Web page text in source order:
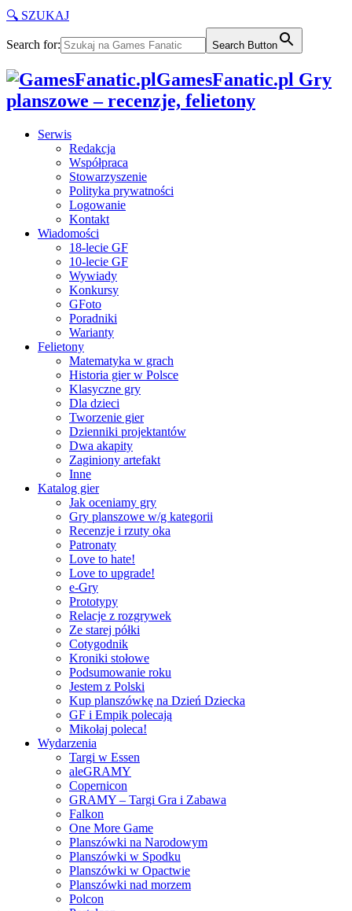
🔍 SZUKAJ
Search for: Search Button
GamesFanatic.pl Gry
planszowe – recenzje, felietony
Serwis
Redakcja
Współpraca
Stowarzyszenie
Polityka prywatności
Logowanie
Kontakt
Wiadomości
18-lecie GF
10-lecie GF
Wywiady
Konkursy
GFoto
Poradniki
Warianty
Felietony
Matematyka w grach
Historia gier w Polsce
Klasyczne gry
Dla dzieci
Tworzenie gier
Dzienniki projektantów
Dwa akapity
Zaginiony artefakt
Inne
Katalog gier
Jak oceniamy gry
Gry planszowe w/g kategorii
Recenzje i rzuty oka
Patronaty
Love to hate!
Love to upgrade!
e-Gry
Prototypy
Relacje z rozgrywek
Ze starej półki
Cotygodnik
Kroniki stołowe
Podsumowanie roku
Jestem z Polski
Kup planszówkę na Dzień Dziecka
GF i Empik polecają
Mikołaj poleca!
Wydarzenia
Targi w Essen
aleGRAMY
Copernicon
GRAMY – Targi Gra i Zabawa
Falkon
One More Game
Planszówki na Narodowym
Planszówki w Spodku
Planszówki w Opactwie
Planszówki nad morzem
Polcon